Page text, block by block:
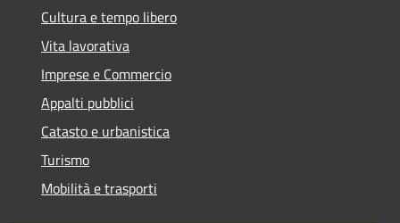
Cultura e tempo libero
Vita lavorativa
Imprese e Commercio
Appalti pubblici
Catasto e urbanistica
Turismo
Mobilità e trasporti